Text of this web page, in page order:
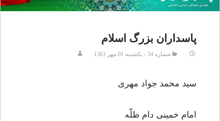
پاسداران بزرگ اسلام
شماره 34 - يکشنبه 01 مهر 1363
سید محمد جواد مهری
امام خمینی دام ظلّه